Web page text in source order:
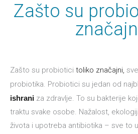
Zašto su
Zašto su probiotici toliko značajni,
probiotika. Probiotici su jedan od
ishrani za zdravlje. To su bakterije
traktu svake osobe. Nažalost,
života i upotreba antibiotika – sve to